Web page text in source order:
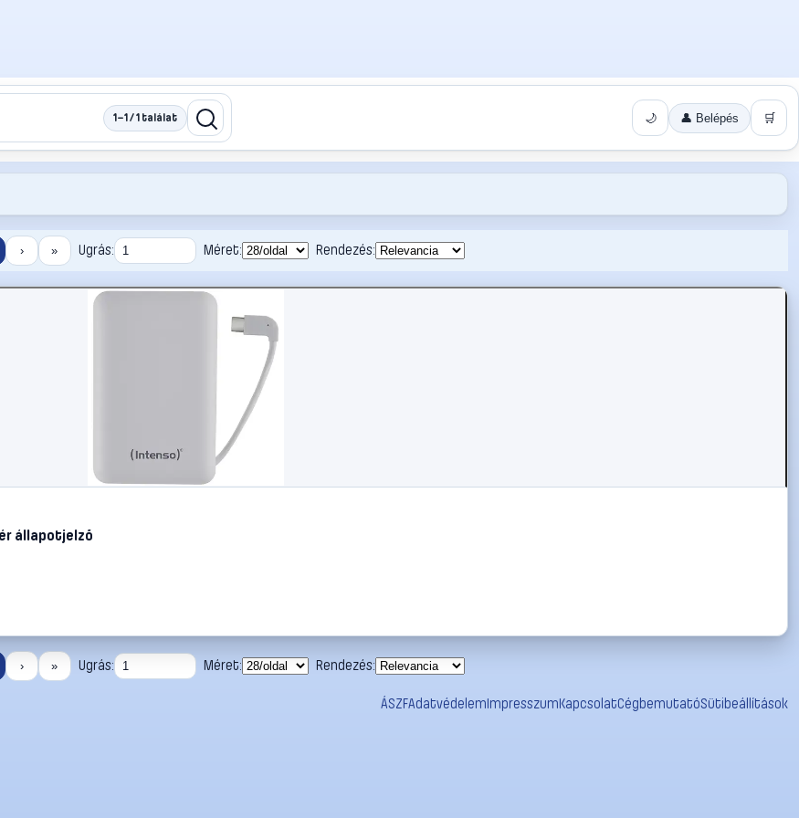
1–1 / 1 találat 🌙 👤 Belépés 🛒
› » Ugrás: Méret: Rendezés:
állapotjelző
› » Ugrás: Méret: Rendezés:
ÁSZFAdatvédelemImpresszumKapcsolatCégbemutatóSütibeállítások